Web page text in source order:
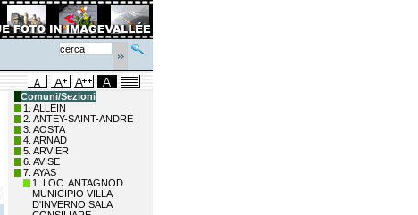
Comuni/Sezioni
1. ALLEIN
2. ANTEY-SAINT-ANDRÉ
3. AOSTA
4. ARNAD
5. ARVIER
6. AVISE
7. AYAS
1. LOC. ANTAGNOD
MUNICIPIO VILLA
D'INVERNO SALA